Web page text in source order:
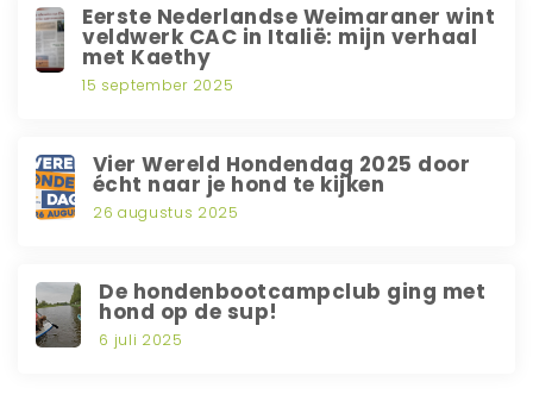
Eerste Nederlandse Weimaraner wint
veldwerk CAC in Italië: mijn verhaal
met Kaethy
15 september 2025
Vier Wereld Hondendag 2025 door
écht naar je hond te kijken
26 augustus 2025
De hondenbootcampclub ging met
hond op de sup!
6 juli 2025